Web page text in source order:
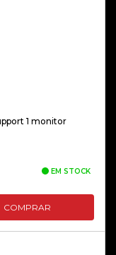
1 monitor
EM STOCK
COMPRAR